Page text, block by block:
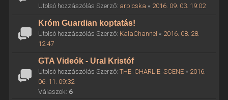
Utolsó hozzászólás Szerző: arpicska « 2016. 09. 03. 19:02
Króm Guardian koptatás!
Utolsó hozzászólás Szerző: KalaChannel « 2016. 08. 28.
12:47
GTA Videók - Ural Kristóf
Utolsó hozzászólás Szerző: THE_CHARLIE_SCENE« 2016.
06. 11. 09:32
Válaszok: 6